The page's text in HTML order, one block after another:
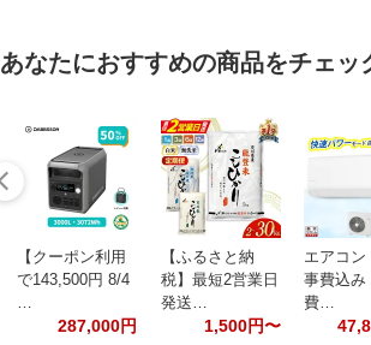
あなたにおすすめの商品をチェッ
【クーポン利用
で143,500円 8/4
…
287,000円
【ふるさと納
税】最短2営業日
発送…
1,500円〜
エアコン
事費込み
費…